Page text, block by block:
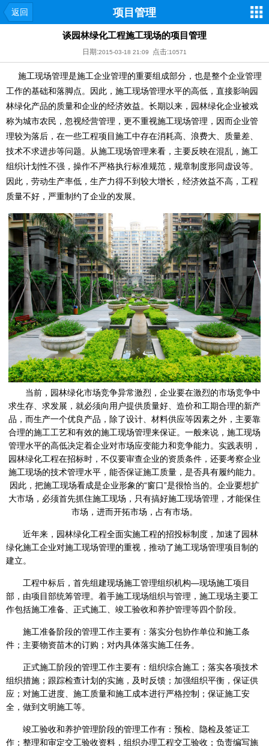
返回 项目管理
谈园林绿化工程施工现场的项目管理
日期:2015-03-18 21:09 点击:10571
施工现场管理是施工企业管理的重要组成部分，也是整个企业管理
工作的基础和落脚点。因此，施工现场管理水平的高低，直接影响园
林绿化产品的质量和企业的经济效益。长期以来，园林绿化企业被戏
称为城市农民，忽视经营管理，更不重视施工现场管理，因而企业管
理较为落后，在一些工程项目施工中存在消耗高、浪费大、质量差、
技术不求进步等问题。从施工现场管理来看，主要反映在混乱，施工
组织计划性不强，操作不严格执行标准规范，规章制度形同虚设等。
因此，劳动生产率低，生产力得不到较大增长，经济效益不高，工程
质量不好，严重制约了企业的发展。
当前，园林绿化市场竞争异常激烈，企业要在激烈的市场竞争中
求生存、求发展，就必须向用户提供质量好、造价和工期合理的新产
品，而生产一个优良产品，除了设计、材料供应等因素之外，主要靠
合理的施工工艺和有效的施工现场管理来保证。一般来说，施工现场
管理水平的高低决定着企业对市场应变能力和竞争能力。实践表明，
园林绿化工程在招标时，不仅要审查企业的资质条件，还要考察企业
施工现场的技术管理水平，能否保证施工质量，是否具有履约能力。
因此，把施工现场看成是企业形象的“窗口”是很恰当的。企业要想扩
大市场，必须首先抓住施工现场，只有搞好施工现场管理，才能保住
市场，进而开拓市场，占有市场。
近年来，园林绿化工程全面实施工程的招投标制度，加速了园林
绿化施工企业对施工现场管理的重视，推动了施工现场管理项目制的
建立。
工程中标后，首先组建现场施工管理组织机构―现场施工项目
部，由项目部统筹管理。着手施工现场组织与管理，施工现场主要工
作包括施工准备、正式施工、竣工验收和养护管理等四个阶段。
施工准备阶段的管理工作主要有：落实分包协作单位和施工条
件；主要物资苗木的订购；对内具体落实施工任务。
正式施工阶段的管理工作主要有：组织综合施工；落实各项技术
组织措施；跟踪检查计划的实施，及时反馈；加强组织平衡，保证供
应；对施工进度、施工质量和施工成本进行严格控制；保证施工安
全，做到文明施工等。
竣工验收和养护管理阶段的管理工作有：预检、隐检及签证工
作；整理和审定交工验收资料，组织办理工程交工验收；负责编写施